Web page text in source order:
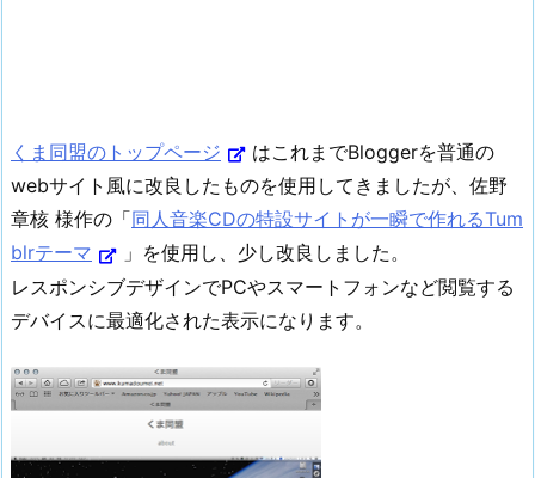
くま同盟のトップページ
はこれまでBloggerを普通の
webサイト風に改良したものを使用してきましたが、佐野
章核 様作の「同人音楽CDの特設サイトが一瞬で作れるTum
blrテーマ
」を使用し、少し改良しました。
レスポンシブデザインでPCやスマートフォンなど閲覧する
デバイスに最適化された表示になります。